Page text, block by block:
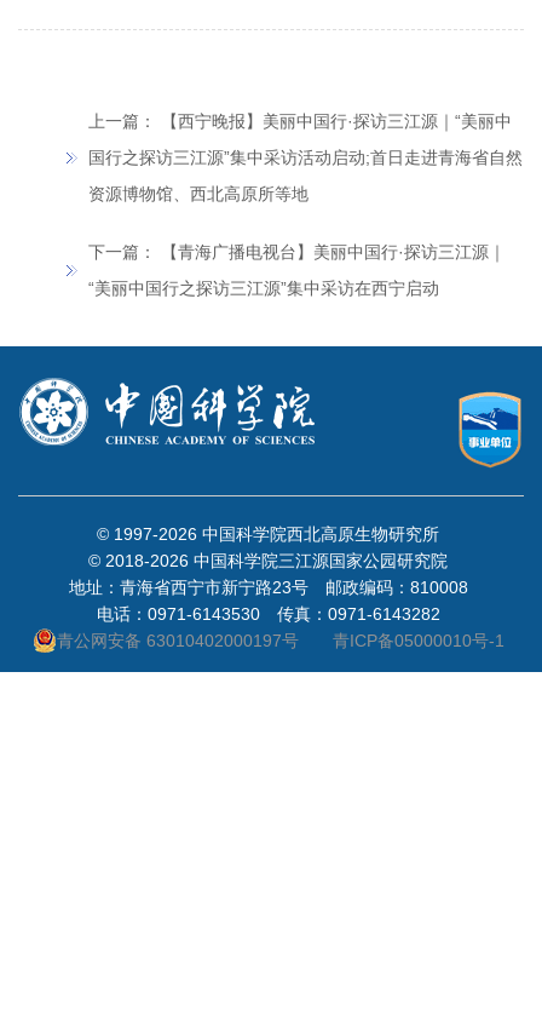
上一篇：
【西宁晚报】美丽中国行·探访三江源｜“美丽中
国行之探访三江源”集中采访活动启动;首日走进青海省自然
资源博物馆、西北高原所等地
下一篇：
【青海广播电视台】美丽中国行·探访三江源｜
“美丽中国行之探访三江源”集中采访在西宁启动
© 1997-2026 中国科学院西北高原生物研究所
© 2018-2026 中国科学院三江源国家公园研究院
地址：青海省西宁市新宁路23号 邮政编码：810008
电话：0971-6143530 传真：0971-6143282
青公网安备 63010402000197号
青ICP备05000010号-1